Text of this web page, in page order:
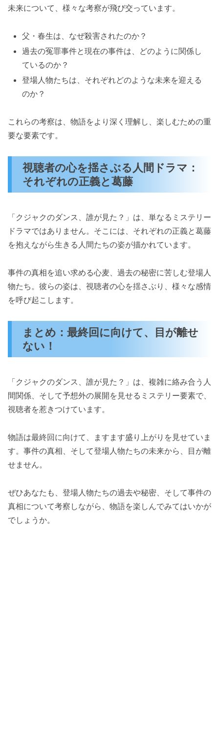
未来について、様々な考察が飛び交っています。
父・春生は、なぜ殺害されたのか？
過去の冤罪事件と現在の事件は、どのように関係し
ているのか？
登場人物たちは、それぞれどのような未来を迎える
のか？
これらの考察は、物語をより深く理解し、楽しむための重
要な要素です。
視聴者の心を揺さぶる人間ドラマ：
それぞれの正義と葛藤
「クジャクのダンス、誰が見た？」は、単なるミステリー
ドラマではありません。そこには、それぞれの正義と葛藤
を抱えながら生きる人間たちの姿が描かれています。
事件の真相を追い求める心麦、過去の秘密に苦しむ登場人
物たち。彼らの姿は、視聴者の心を揺さぶり、様々な感情
を呼び起こします。
まとめ：最終回に向けて、目が離せ
ない！
「クジャクのダンス、誰が見た？」は、複雑に絡み合う人
間関係、そして予想外の展開を見せるミステリー要素で、
視聴者を惹きつけています。
物語は最終回に向けて、ますます盛り上がりを見せていま
す。事件の真相、そして登場人物たちの未来から、目が離
せません。
ぜひあなたも、登場人物たちの過去や秘密、そして事件の
真相について考察しながら、物語を楽しんでみてはいかが
でしょうか。